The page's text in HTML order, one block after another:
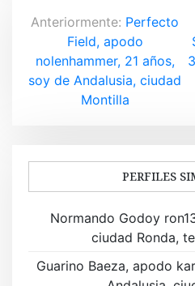
N
a
v
ó
Anteriormente: Perfecto
Field, apodo
nolenhammer, 21 años,
soy de Andalusia, ciudad
Montilla
PERFILES
Normando Godoy
ciudad Ronda,
Guarino Baeza, apodo